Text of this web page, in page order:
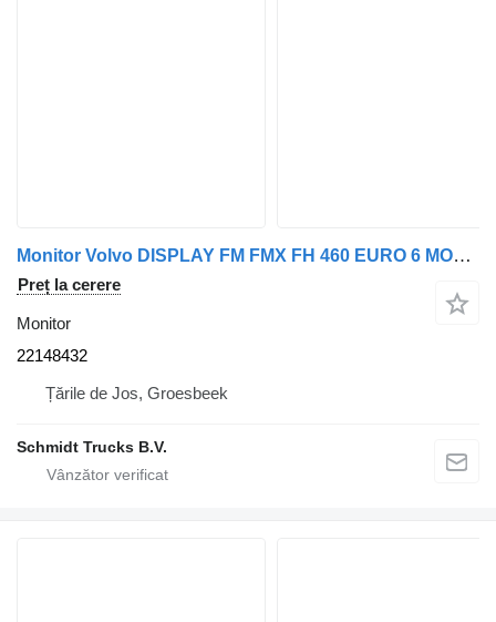
Monitor Volvo DISPLAY FM FMX FH 460 EURO 6 MODEL 2018 22148432 pentru camion
Preț la cerere
Monitor
22148432
Țările de Jos, Groesbeek
Schmidt Trucks B.V.